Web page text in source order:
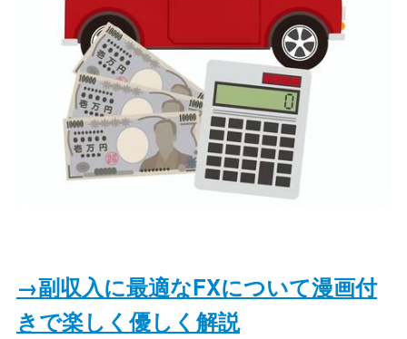
→副収入に最適なFXについて漫画付
きで楽しく優しく解説